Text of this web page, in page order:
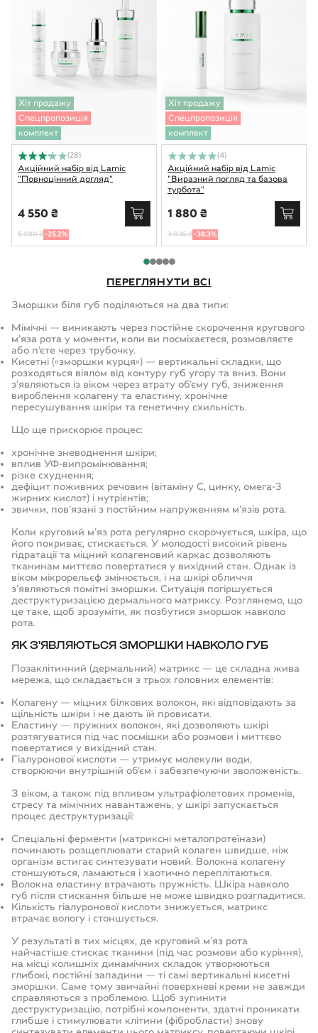
Зморшки біля губ поділяються на два типи:
Мімічні — виникають через постійне скорочення кругового
м'яза рота у моменти, коли ви посміхаєтеся, розмовляєте
або п'єте через трубочку.
Кисетні («зморшки курця») — вертикальні складки, що
розходяться віялом від контуру губ угору та вниз. Вони
з'являються із віком через втрату об'єму губ, зниження
вироблення колагену та еластину, хронічне
пересушування шкіри та генетичну схильність.
Що ще прискорює процес:
хронічне зневоднення шкіри;
вплив УФ-випромінювання;
різке схуднення;
дефіцит поживних речовин (вітаміну С, цинку, омега-3
жирних кислот) і нутрієнтів;
звички, пов'язані з постійним напруженням м'язів рота.
Коли круговий м'яз рота регулярно скорочується, шкіра, що
його покриває, стискається. У молодості високий рівень
гідратації та міцний колагеновий каркас дозволяють
тканинам миттєво повертатися у вихідний стан. Однак із
віком мікрорельєф змінюється, і на шкірі обличчя
з'являються помітні зморшки. Ситуація погіршується
деструктуризацією дермального матриксу. Розглянемо, що
це таке, щоб зрозуміти, як позбутися зморшок навколо
рота.
ЯК З'ЯВЛЯЮТЬСЯ ЗМОРШКИ НАВКОЛО ГУБ
Позаклітинний (дермальний) матрикс — це складна жива
мережа, що складається з трьох головних елементів:
Колагену — міцних білкових волокон, які відповідають за
щільність шкіри і не дають їй провисати.
Еластину — пружних волокон, які дозволяють шкірі
розтягуватися під час посмішки або розмови і миттєво
повертатися у вихідний стан.
Гіалуронової кислоти — утримує молекули води,
створюючи внутрішній об'єм і забезпечуючи зволоженість.
З віком, а також під впливом ультрафіолетових променів,
стресу та мімічних навантажень, у шкірі запускається
процес деструктуризації:
Спеціальні ферменти (матриксні металопротеїнази)
починають розщеплювати старий колаген швидше, ніж
організм встигає синтезувати новий. Волокна колагену
стоншуються, ламаються і хаотично переплітаються.
Волокна еластину втрачають пружність. Шкіра навколо
губ після стискання більше не може швидко розгладитися.
Кількість гіалуронової кислоти знижується, матрикс
втрачає вологу і стоншується.
У результаті в тих місцях, де круговий м'яз рота
найчастіше стискає тканини (під час розмови або куріння),
на місці колишніх динамічних складок утворюються
глибокі, постійні западини — ті самі вертикальні кисетні
зморшки. Саме тому звичайні поверхневі креми не завжди
справляються з проблемою. Щоб зупинити
деструктуризацію, потрібні компоненти, здатні проникати
глибше і стимулювати клітини (фібробласти) знову
Хіт продажу
Спецпропозиція
комплект
(28)
Акційний набір від Lamic
"Повноцінний догляд"
6 080 ₴-25.2%
4 550 ₴
Хіт продажу
Спецпропозиція
комплект
(4)
Акційний набір від Lamic
"Виразний погляд та базова
турбота"
3 045 ₴-38.3%
1 880 ₴
ПЕРЕГЛЯНУТИ ВСІ